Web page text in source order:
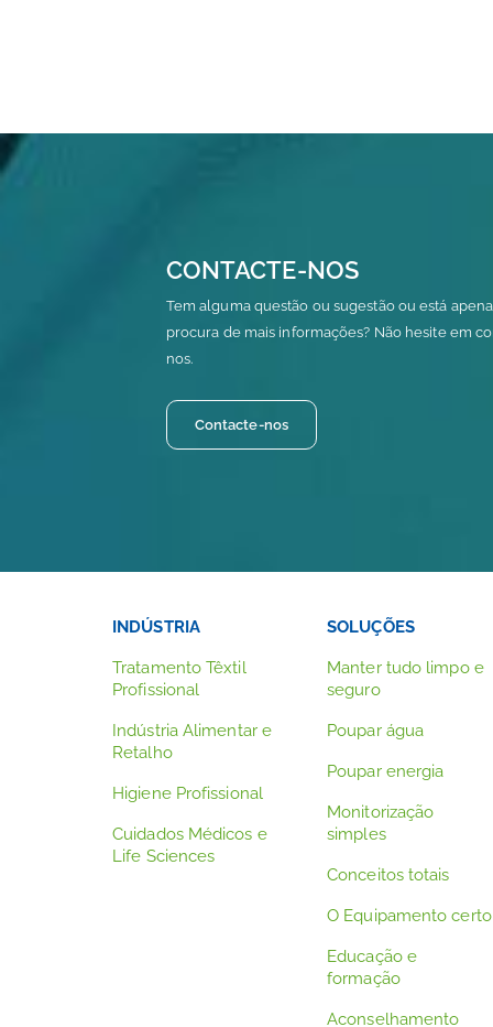
CONTACTE-NOS
Tem alguma questão ou sugestão ou está
procura de mais informações? Não hesite em
nos.
Contacte-nos
INDÚSTRIA
Tratamento Têxtil
Profissional
Indústria Alimentar e
Retalho
Higiene Profissional
Cuidados Médicos e
Life Sciences
SOLUÇÕES
Manter tudo limpo e
seguro
Poupar água
Poupar energia
Monitorização
simples
Conceitos totais
O Equipamento certo
Educação e
formação
Aconselhamento